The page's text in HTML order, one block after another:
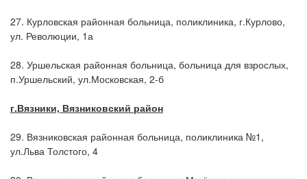
27. Курловская районная больница, поликлиника, г.Курлово,
ул. Революции, 1а
28. Уршельская районная больница, больница для взрослых,
п.Уршельский, ул.Московская, 2-б
г.Вязники, Вязниковский район
29. Вязниковская районная больница, поликлиника №1,
ул.Льва Толстого, 4